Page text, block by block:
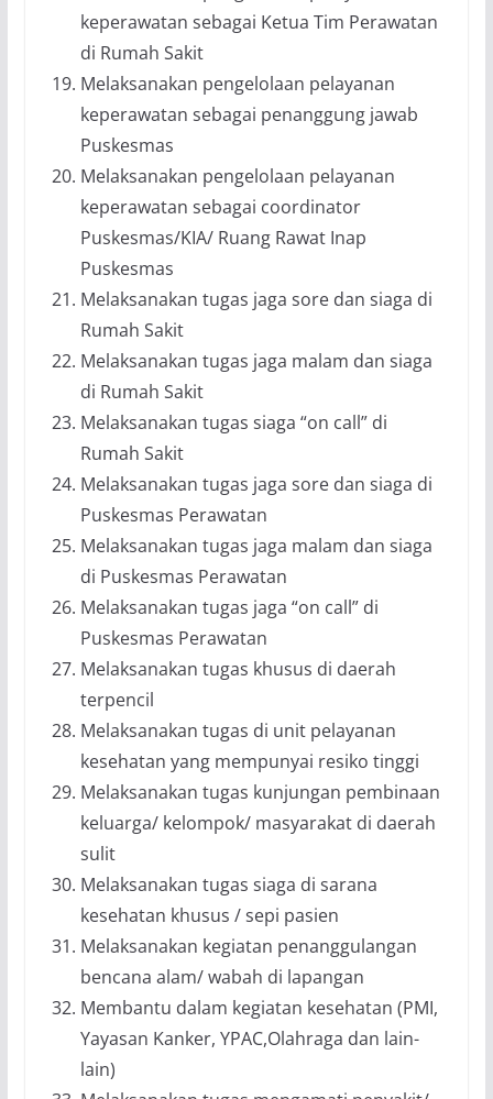
keperawatan sebagai Ketua Tim Perawatan
di Rumah Sakit
Melaksanakan pengelolaan pelayanan
keperawatan sebagai penanggung jawab
Puskesmas
Melaksanakan pengelolaan pelayanan
keperawatan sebagai coordinator
Puskesmas/KIA/ Ruang Rawat Inap
Puskesmas
Melaksanakan tugas jaga sore dan siaga di
Rumah Sakit
Melaksanakan tugas jaga malam dan siaga
di Rumah Sakit
Melaksanakan tugas siaga “on call” di
Rumah Sakit
Melaksanakan tugas jaga sore dan siaga di
Puskesmas Perawatan
Melaksanakan tugas jaga malam dan siaga
di Puskesmas Perawatan
Melaksanakan tugas jaga “on call” di
Puskesmas Perawatan
Melaksanakan tugas khusus di daerah
terpencil
Melaksanakan tugas di unit pelayanan
kesehatan yang mempunyai resiko tinggi
Melaksanakan tugas kunjungan pembinaan
keluarga/ kelompok/ masyarakat di daerah
sulit
Melaksanakan tugas siaga di sarana
kesehatan khusus / sepi pasien
Melaksanakan kegiatan penanggulangan
bencana alam/ wabah di lapangan
Membantu dalam kegiatan kesehatan (PMI,
Yayasan Kanker, YPAC,Olahraga dan lain-
lain)